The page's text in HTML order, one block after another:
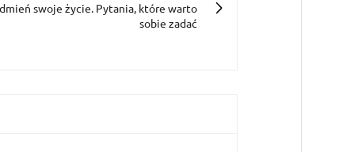
swoje życie. Pytania, które warto
sobie zadać